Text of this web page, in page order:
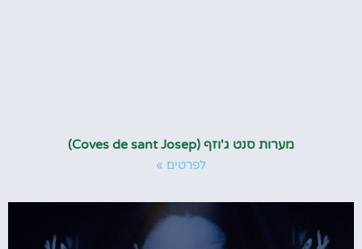
מערות סנט ג'וזף (Coves de sant Josep)
לפרטים »